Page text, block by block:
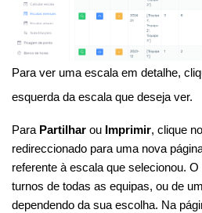
Para ver uma escala em detalhe,
esquerda da escala que deseja ver.
Para Partilhar ou Imprimir, clique
redireccionado para uma nova
referente à escala que selecionou.
turnos de todas as equipas, ou de
dependendo da sua escolha. Na